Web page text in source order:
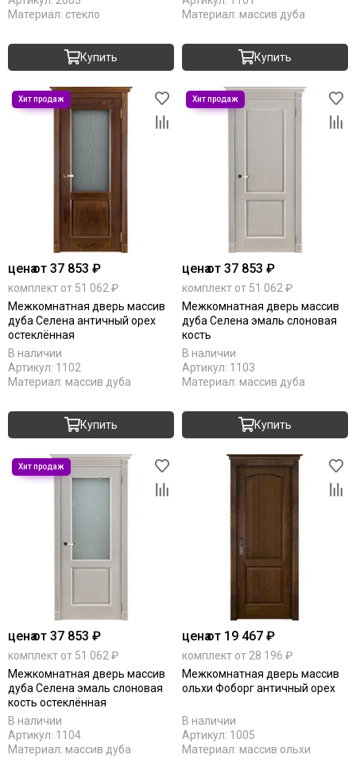
Материал: стекло
Купить
Материал: массив дуба
Купить
ценаот 37 853 ₽
комплект от 51 062 ₽
Межкомнатная дверь массив
дуба Селена античный орех
остеклённая
В наличии
Артикул: 1102
Материал: массив дуба
Купить
ценаот 37 853 ₽
комплект от 51 062 ₽
Межкомнатная дверь массив
дуба Селена эмаль слоновая
кость
В наличии
Артикул: 1103
Материал: массив дуба
Купить
ценаот 37 853 ₽
комплект от 51 062 ₽
Межкомнатная дверь массив
дуба Селена эмаль слоновая
кость остеклённая
В наличии
Артикул: 1104
Материал: массив дуба
ценаот 19 467 ₽
комплект от 28 196 ₽
Межкомнатная дверь массив
ольхи Фоборг античный орех
В наличии
Артикул: 1005
Материал: массив ольхи